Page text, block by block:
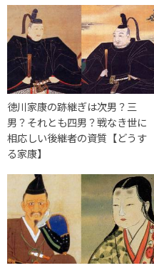
徳川家康の跡継ぎは次男？三
男？それとも四男？戦なき世に
相応しい後継者の資質【どうす
る家康】